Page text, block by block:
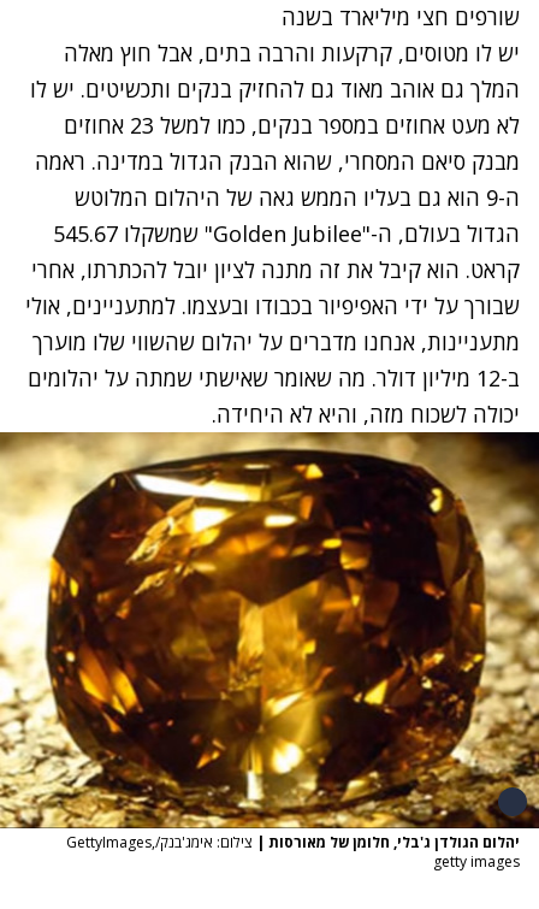
שורפים חצי מיליארד בשנה
יש לו מטוסים, קרקעות והרבה בתים, אבל חוץ מאלה
המלך גם אוהב מאוד גם להחזיק בנקים ותכשיטים. יש לו
לא מעט אחוזים במספר בנקים, כמו למשל 23 אחוזים
מבנק סיאם המסחרי, שהוא הבנק הגדול במדינה. ראמה
ה-9 הוא גם בעליו הממש גאה של היהלום המלוטש
הגדול בעולם, ה-"Golden Jubilee" שמשקלו 545.67
קראט. הוא קיבל את זה מתנה לציון יובל להכתרתו, אחרי
שבורך על ידי האפיפיור בכבודו ובעצמו. למתעניינים, אולי
מתעניינות, אנחנו מדברים על יהלום שהשווי שלו מוערך
ב-12 מיליון דולר. מה שאומר שאישתי שמתה על יהלומים
יכולה לשכוח מזה, והיא לא היחידה.
יהלום הגולדן ג'בלי, חלומן של מאורסות |
צילום: אימג'בנק/GettyImages,
getty images